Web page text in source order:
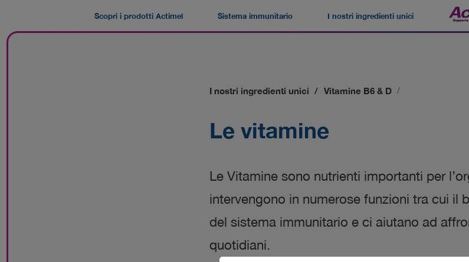
content
Navegación
superior
Scopri i prodotti Actimel Sistema immunitario I nostri ingredienti unici
I nostri ingredienti unici Vitamine B6 & D
Le vitamine
Le Vitamine sono nutrienti importanti per
intervengono in numerose funzioni tra cui il
del sistema immunitario e ci aiutano ad
quotidiani.